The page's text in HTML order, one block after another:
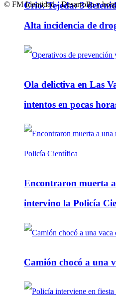
Crio. Tejeda: 3
Alta incidencia de
Ola delictiva en Las
intentos en pocas
Encontraron muerta
intervino la Policía
Camión chocó a una
© FM Identidad - Desarrollo y